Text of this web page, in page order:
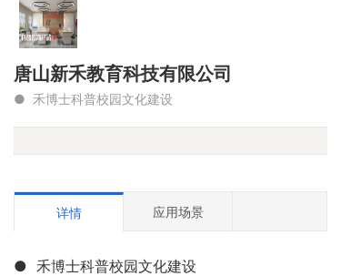
唐山新禾教育科技有限公司
●  禾博士科普校园文化建设
详情 应用场景
● 禾博士科普校园文化建设